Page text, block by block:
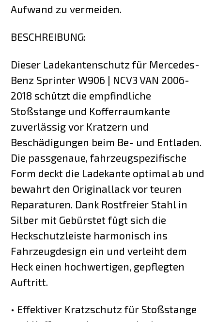
Aufwand zu vermeiden.
BESCHREIBUNG:
Dieser Ladekantenschutz für Mercedes-
Benz Sprinter W906 | NCV3 VAN 2006-
2018 schützt die empfindliche
Stoßstange und Kofferraumkante
zuverlässig vor Kratzern und
Beschädigungen beim Be- und Entladen.
Die passgenaue, fahrzeugspezifische
Form deckt die Ladekante optimal ab und
bewahrt den Originallack vor teuren
Reparaturen. Dank Rostfreier Stahl in
Silber mit Gebürstet fügt sich die
Heckschutzleiste harmonisch ins
Fahrzeugdesign ein und verleiht dem
Heck einen hochwertigen, gepflegten
Auftritt.
• Effektiver Kratzschutz für Stoßstange